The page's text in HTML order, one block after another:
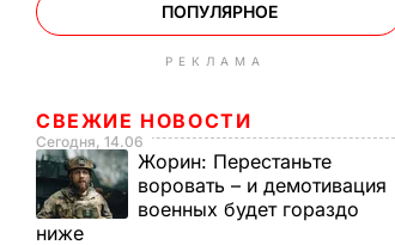
ПОПУЛЯРНОЕ
РЕКЛАМА
СВЕЖИЕ НОВОСТИ
Сегодня, 14.06
Жорин: Перестаньте
воровать – и демотивация
военных будет гораздо
ниже